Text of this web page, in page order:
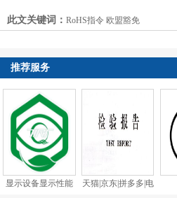
下一篇：【重要消息】
此文关键词： RoHS指令 欧盟豁免
推荐服务
显示设备显示性能
天猫|京东|拼多多|电